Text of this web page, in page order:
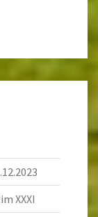
XXXI